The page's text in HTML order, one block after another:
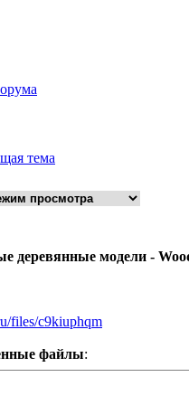
тема
деревянные модели -
files/c9kiuphqm
файлы: